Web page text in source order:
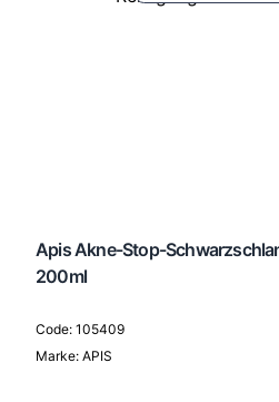
Apis Akne-Stop-
200ml
Code: 105409
Marke: APIS